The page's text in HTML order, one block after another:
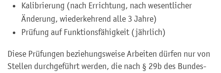
Kalibrierung (nach Errichtung, nach wesentlicher
Änderung, wiederkehrend alle 3 Jahre)
Prüfung auf Funktionsfähigkeit (jährlich)
Diese Prüfungen beziehungsweise Arbeiten dürfen nur von
Stellen durchgeführt werden, die nach § 29b des Bundes-